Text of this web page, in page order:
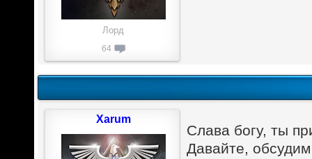
Лорд
64
Слава богу, ты
Давайте,
Xarum